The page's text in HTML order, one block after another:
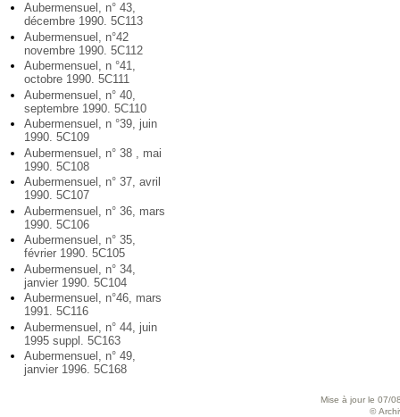
Aubermensuel, n° 43,
décembre 1990. 5C113
Aubermensuel, n°42
novembre 1990. 5C112
Aubermensuel, n °41,
octobre 1990. 5C111
Aubermensuel, n° 40,
septembre 1990. 5C110
Aubermensuel, n °39, juin
1990. 5C109
Aubermensuel, n° 38 , mai
1990. 5C108
Aubermensuel, n° 37, avril
1990. 5C107
Aubermensuel, n° 36, mars
1990. 5C106
Aubermensuel, n° 35,
février 1990. 5C105
Aubermensuel, n° 34,
janvier 1990. 5C104
Aubermensuel, n°46, mars
1991. 5C116
Aubermensuel, n° 44, juin
1995 suppl. 5C163
Aubermensuel, n° 49,
janvier 1996. 5C168
Mise à jour le 07/
©